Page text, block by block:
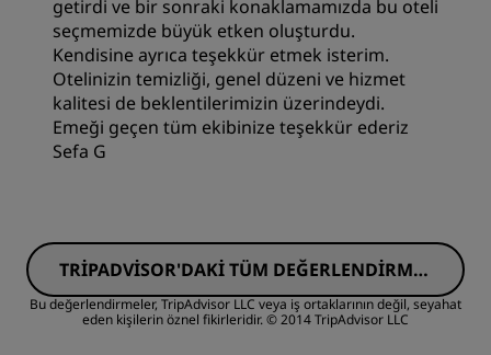
getirdi ve bir sonraki konaklamamızda bu oteli
seçmemizde büyük etken oluşturdu.
Kendisine ayrıca teşekkür etmek isterim.
Otelinizin temizliği, genel düzeni ve hizmet
kalitesi de beklentilerimizin üzerindeydi.
Emeği geçen tüm ekibinize teşekkür ederiz
Sefa G
TRIPADVISOR'DAKI TÜM DEĞERLENDIRMEL
ERI GÖRÜN
Bu değerlendirmeler, TripAdvisor LLC veya iş ortaklarının değil, seyahat
eden kişilerin öznel fikirleridir.© 2014 TripAdvisor LLC